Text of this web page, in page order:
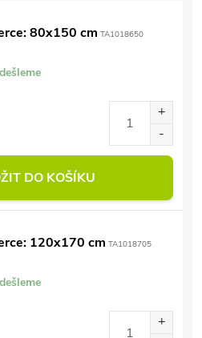
80x150 cm TA1018650
DO KOŠÍKU
120x170 cm TA1018705